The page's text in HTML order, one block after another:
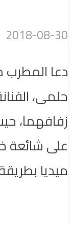
2018-08-30
دعا
حلمى،
زفافهما،
على شائعة
ميديا